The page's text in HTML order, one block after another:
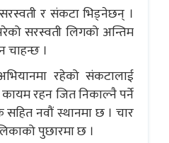
र संकटा भिड्नेछन् ।
सरस्वती लिगको अन्तिम
।
रहेको संकटालाई
रहन जित निकाल्नै पर्ने
नवौं स्थानमा छ । चार
पुछारमा छ ।